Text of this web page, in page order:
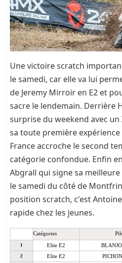
Une victoire scratch
le samedi, car elle va lui
de Jeremy Mirroir en E2 et
sacre le lendemain. Derrière
surprise du weekend avec un
sa toute première
France accroche le second
catégorie confondue. Enfin
Abgrall qui signe sa
le samedi du côté de
position scratch, c'est
rapide chez les jeunes.
Catégories
1 Elite E2
2 Elite E2